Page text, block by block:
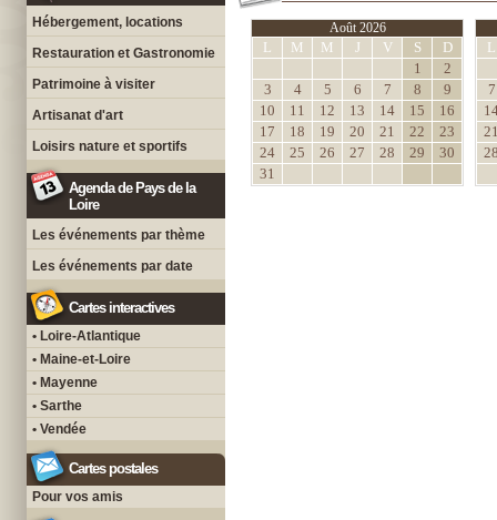
Hébergement, locations
Restauration et Gastronomie
Patrimoine à visiter
Artisanat d'art
Loisirs nature et sportifs
Agenda de Pays de la
Loire
Les événements par thème
Les événements par date
Cartes interactives
• Loire-Atlantique
• Maine-et-Loire
• Mayenne
• Sarthe
• Vendée
Cartes postales
Pour vos amis
Août 2026
L M M J V S
D
1
2
3
4 5 6 7 8
9
10
11 12 13 14 15
16
17
18 19 20 21 22
23
24
25 26 27 28 29
30
31
L
7